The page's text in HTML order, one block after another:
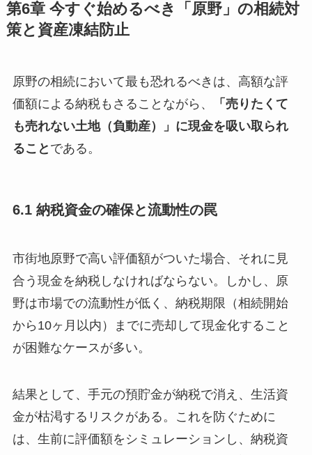
第6章 今すぐ始めるべき「原野」の相続対
策と資産凍結防止
原野の相続において最も恐れるべきは、高額な評
価額による納税もさることながら、
「売りたくて
も売れない土地（負動産）」に現金を吸い取られ
ること である。
6.1 納税資金の確保と流動性の罠
市街地原野で高い評価額がついた場合、それに見
合う現金を納税しなければならない。しかし、原
野は市場での流動性が低く、納税期限（相続開始
から10ヶ月以内）までに売却して現金化すること
が困難なケースが多い。
結果として、手元の預貯金が納税で消え、生活資
金が枯渇するリスクがある。これを防ぐために
は、生前に評価額をシミュレーションし、納税資